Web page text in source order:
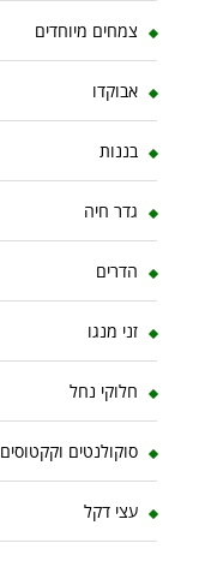
צמחים מיוחדים
אבוקדו
בננות
גדר חיה
הדרים
זני מנגו
חלוקי נחל
סוקולנטים וקקטוסים
עצי דקל